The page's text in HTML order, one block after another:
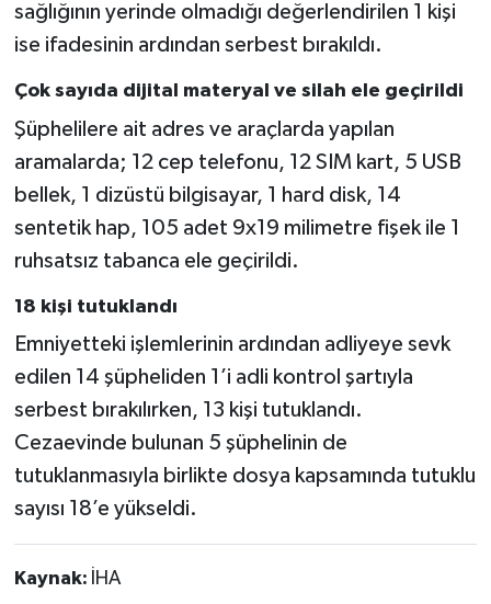
sağlığının yerinde olmadığı değerlendirilen 1 kişi
ise ifadesinin ardından serbest bırakıldı.
Çok sayıda dijital materyal ve silah ele geçirildi
Şüphelilere ait adres ve araçlarda yapılan
aramalarda; 12 cep telefonu, 12 SIM kart, 5 USB
bellek, 1 dizüstü bilgisayar, 1 hard disk, 14
sentetik hap, 105 adet 9x19 milimetre fişek ile 1
ruhsatsız tabanca ele geçirildi.
18 kişi tutuklandı
Emniyetteki işlemlerinin ardından adliyeye sevk
edilen 14 şüpheliden 1’i adli kontrol şartıyla
serbest bırakılırken, 13 kişi tutuklandı.
Cezaevinde bulunan 5 şüphelinin de
tutuklanmasıyla birlikte dosya kapsamında tutuklu
sayısı 18’e yükseldi.
Kaynak: İHA